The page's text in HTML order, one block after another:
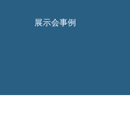
展示会事例